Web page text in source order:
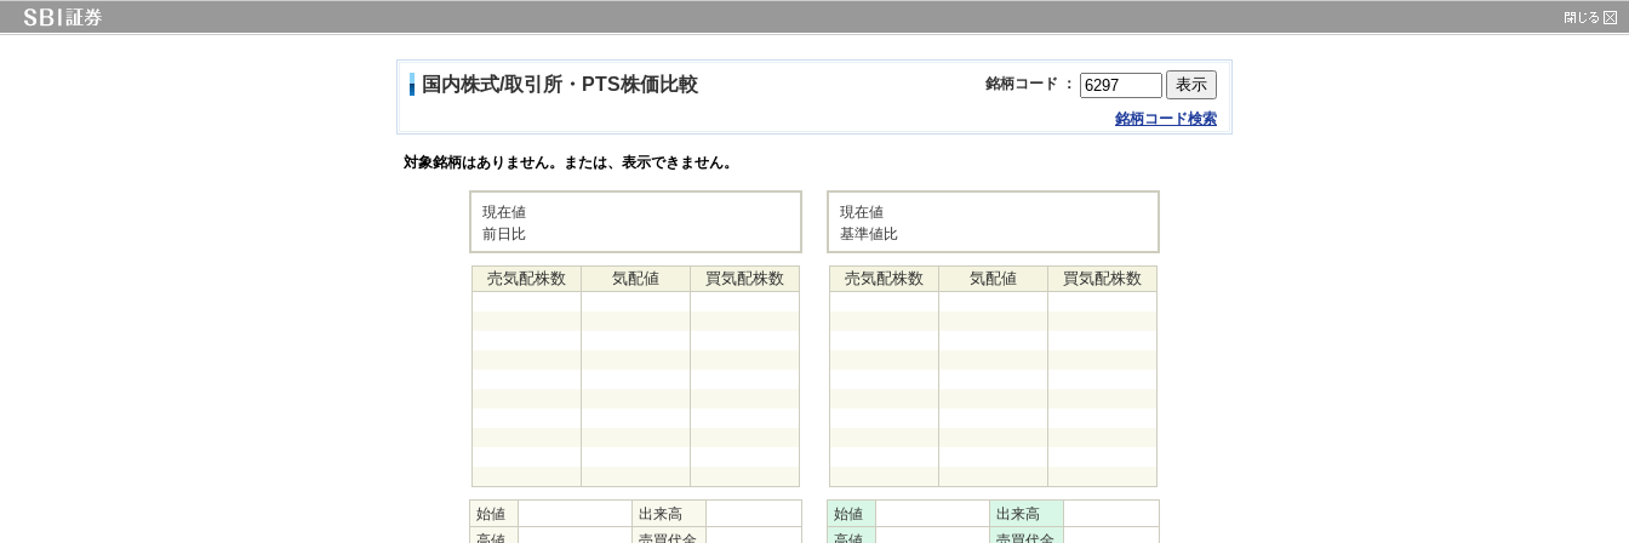
国内株式/取引所・PTS株価比較 銘柄コード ：
銘柄コード検索
対象銘柄はありません。または、表示できません。
現在値
前日比
売気配株数 気配値 買気配株数
始値
出来高
現在値
基準値比
売気配株数 気配値 買気配株数
始値
出来高